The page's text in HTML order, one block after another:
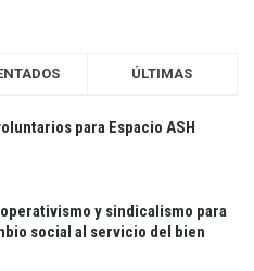
ÚLTIMAS
para Espacio ASH
y sindicalismo para
social al servicio del bien